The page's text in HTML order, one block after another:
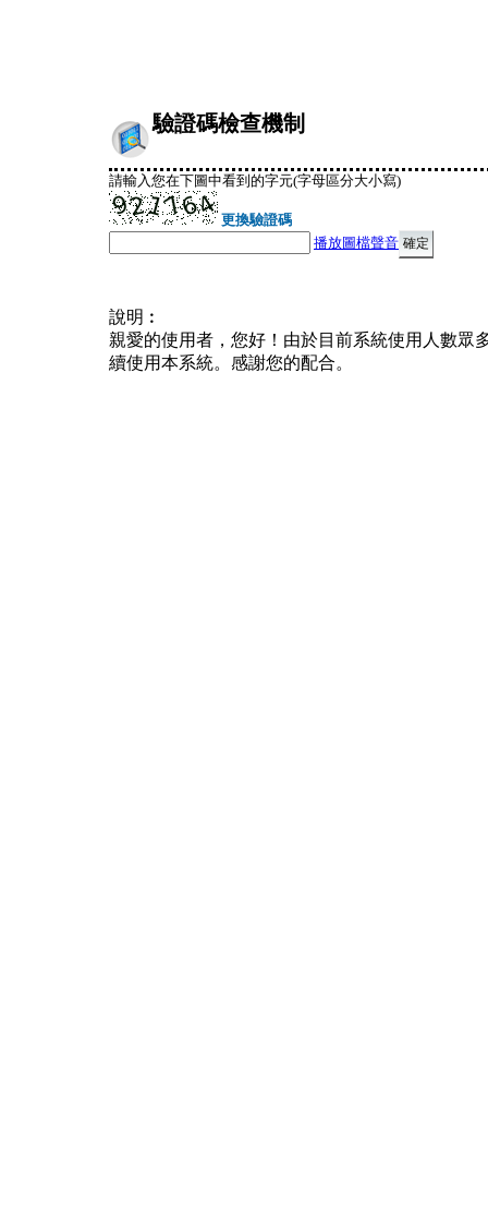
驗證碼檢查機制
請輸入您在下圖中看到的字元(字母區分大小寫)
更換驗證碼
播放圖檔聲音
說明︰
親愛的使用者，您好！由於目前系統使用人數眾
續使用本系統。感謝您的配合。